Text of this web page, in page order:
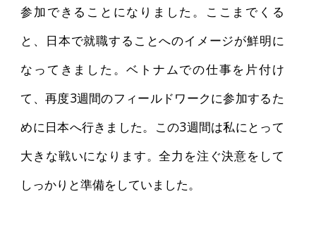
参加できることになりました。ここまでくる
と、日本で就職することへのイメージが鮮明に
なってきました。ベトナムでの仕事を片付け
て、再度3週間のフィールドワークに参加するた
めに日本へ行きました。この3週間は私にとって
大きな戦いになります。全力を注ぐ決意をして
しっかりと準備をしていました。